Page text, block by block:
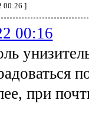
00:26 ]
00:16
при